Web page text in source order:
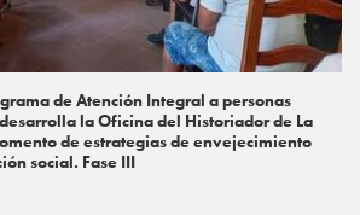
de Atención Integral a personas
la Oficina del Historiador de La
de estrategias de envejecimiento
social. Fase III